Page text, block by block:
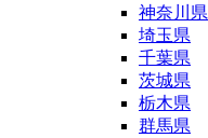
神奈川県
埼玉県
千葉県
茨城県
栃木県
群馬県